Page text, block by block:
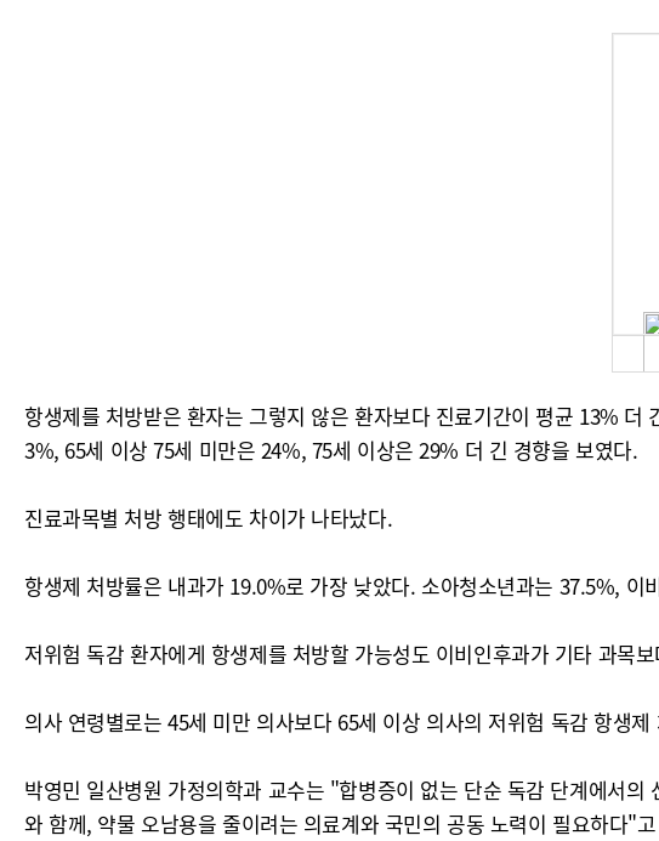
항생제를 처방받은 환자는 그렇지 않은 환자보다 진료기간이 평균 13%
3%, 65세 이상 75세 미만은 24%, 75세 이상은 29% 더 긴 경향을 보였다.
진료과목별 처방 행태에도 차이가 나타났다.
항생제 처방률은 내과가 19.0%로 가장 낮았다. 소아청소년과는 37.5%, 이
저위험 독감 환자에게 항생제를 처방할 가능성도 이비인후과가 기타 과목
의사 연령별로는 45세 미만 의사보다 65세 이상 의사의 저위험 독감 항생
박영민 일산병원 가정의학과 교수는 "합병증이 없는 단순 독감 단계에서
와 함께, 약물 오남용을 줄이려는 의료계와 국민의 공동 노력이 필요하다"